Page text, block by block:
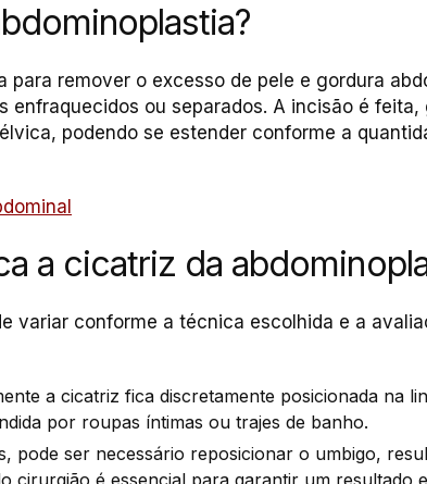
para remover o excesso de pele e gordura
enfraquecidos ou separados. A incisão é
podendo se estender conforme a
a cicatriz da
variar conforme a técnica escolhida e a
a cicatriz fica discretamente posicionada na
por roupas íntimas ou trajes de banho.
pode ser necessário reposicionar o umbigo,
cirurgião é essencial para garantir um resultado